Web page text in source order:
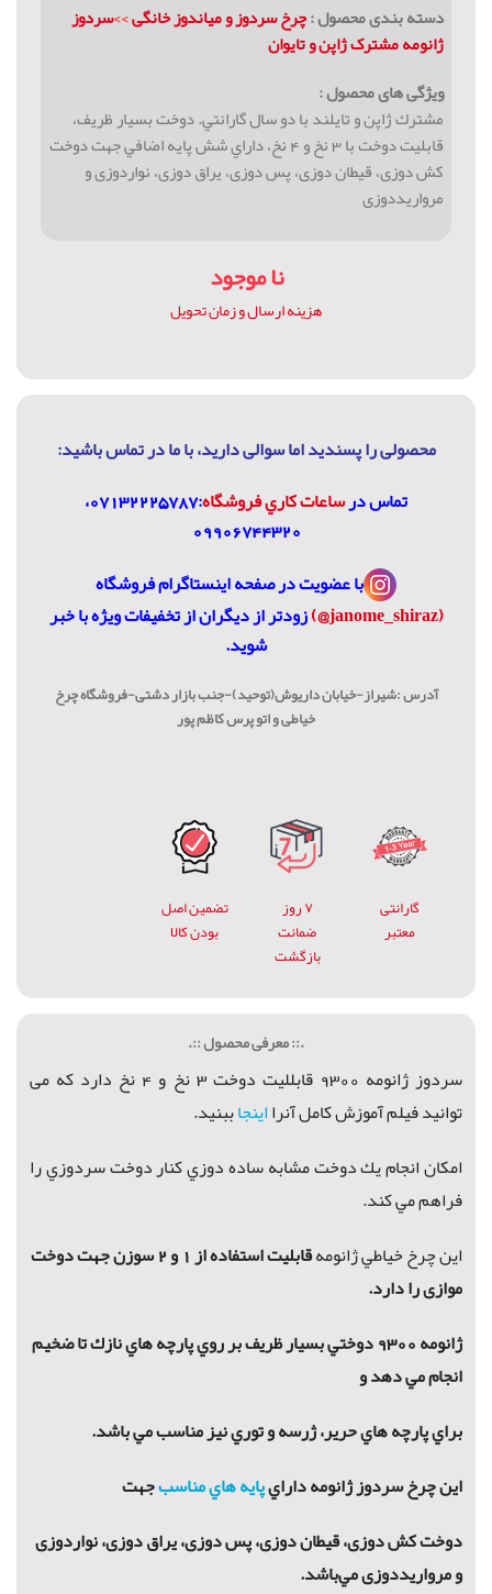
دسته بندی محصول :چرخ سردوز و میاندوز خانگی>>سردوز
ژانومه مشترک ژاپن و تایوان
ویژگی های محصول :
مشترك ژاپن و تايلند با دو سال گارانتي. دوخت بسيار ظريف،
قابليت دوخت با 3 نخ و 4 نخ، داراي شش پايه اضافي جهت دوخت
کش دوزی، قیطان دوزی، پس دوزی، یراق دوزی، نواردوزی و
مرواریددوزی
نا موجود
هزینه ارسال و زمان تحویل
محصولی را پسندید اما سوالی دارید، با ما در تماس باشيد:
تماس درساعات كاري فروشگاه
:07132225787،
09906744320
با عضویت درصفحه اینستاگرام فروشگاه
(janome_shiraz@)
زودتر از دیگران از تخفیفات ویژه با خبر
شوید.
آدرس :شیراز-خیابان داریوش(توحید)-جنب بازار دشتی-فروشگاه چرخ
خیاطی و اتو پرس کاظم پور
گارانتی
معتبر
۷ روز
ضمانت
بازگشت
تضمین اصل
بودن کالا
.:: معرفی محصول ::.
سردوز ژانومه 9300 قابلليت دوخت 3 نخ و 4 نخ دارد که می
توانید فیلم آموزش کامل آنرااینجاببنید.
امكان انجام يك دوخت مشابه ساده دوزي كنار دوخت سردوزي را
فراهم مي كند.
اين چرخ خياطي ژانومه
قابلیت استفاده از 1 و 2 سوزن جهت دوخت
موازی را دارد.
ژانومه 9300 دوختي بسيار ظريف بر روي پارچه هاي نازك تا ضخيم
انجام مي دهد و
براي پارچه هاي حرير، ژرسه و توري نيز مناسب مي باشد.
اين چرخ سردوز ژانومه دارايپايه هاي مناسبجهت
دوخت کش دوزی، قیطان دوزی، پس دوزی، یراق دوزی، نواردوزی
و مرواریددوزی مي‌باشد.